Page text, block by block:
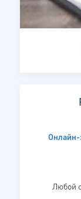
Онлайн-
Любой